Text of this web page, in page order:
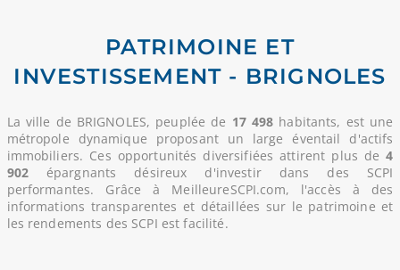
PATRIMOINE ET
INVESTISSEMENT - BRIGNOLES
La ville de BRIGNOLES, peuplée de 17 498 habitants, est une
métropole dynamique proposant un large éventail d'actifs
immobiliers. Ces opportunités diversifiées attirent plus de4
902épargnants désireux d'investir dans des SCPI
performantes. Grâce à MeilleureSCPI.com, l'accès à des
informations transparentes et détaillées sur le patrimoine et
les rendements des SCPI est facilité.